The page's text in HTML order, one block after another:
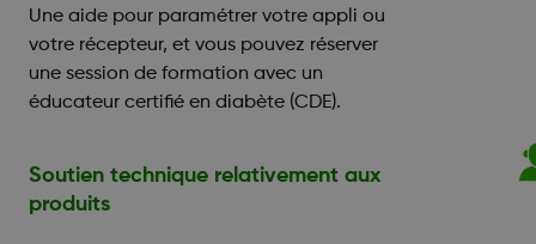
Une aide pour paramétrer votre appli ou
votre récepteur, et vous pouvez réserver
une session de formation avec un
éducateur certifié en diabète (CDE).
Soutien technique relativement aux
produits